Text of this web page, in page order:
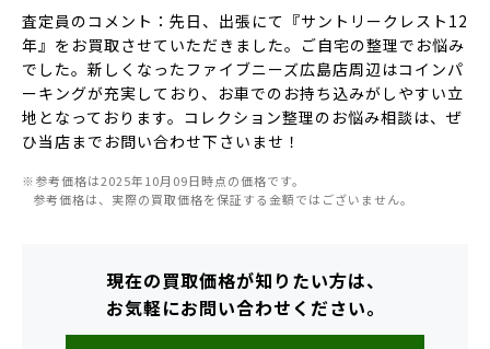
査定員のコメント：先日、出張にて『サントリークレスト12
年』をお買取させていただきました。ご自宅の整理でお悩み
でした。新しくなったファイブニーズ広島店周辺はコインパ
ーキングが充実しており、お車でのお持ち込みがしやすい立
地となっております。コレクション整理のお悩み相談は、ぜ
ひ当店までお問い合わせ下さいませ！
※参考価格は2025年10月09日時点の価格です。
参考価格は、実際の買取価格を保証する金額ではございません。
現在の買取価格が知りたい方は、
お気軽にお問い合わせください。